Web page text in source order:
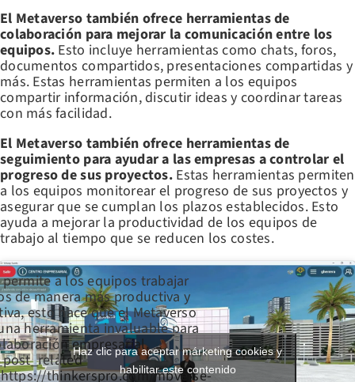
El Metaverso también ofrece herramientas de
colaboración para mejorar la comunicación entre los
equipos. Esto incluye herramientas como chats, foros,
documentos compartidos, presentaciones compartidas y
más. Estas herramientas permiten a los equipos
compartir información, discutir ideas y coordinar tareas
con más facilidad.
El Metaverso también ofrece herramientas de
seguimiento para ayudar a las empresas a controlar el
progreso de sus proyectos. Estas herramientas permiten
a los equipos monitorear el progreso de sus proyectos y
asegurar que se cumplan los plazos establecidos. Esto
ayuda a mejorar la productividad de los equipos de
trabajo al tiempo que se reducen los costes.
permite a los equipos trabajar
de manera más productiva y
esto hace que el Metaverso
herramienta invaluable para
empresarial.
thinkerspro.com/mbverse-
Haz clic para aceptar márketing cookies y
habilitar este contenido